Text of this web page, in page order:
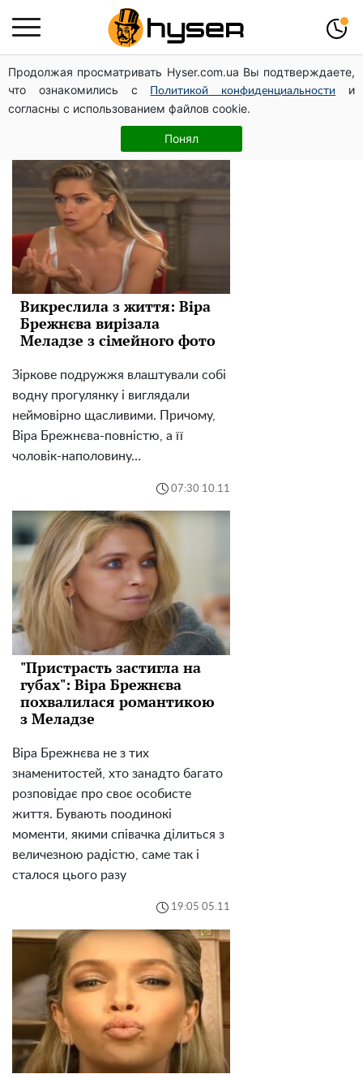
Продолжая просматривать Hyser.com.ua Вы подтверждаете,
что ознакомились с
Политикой конфиденциальности
и
согласны с использованием файлов cookie.
Понял
Вера Брежнева
Викреслила з життя: Віра
Брежнєва вирізала
Меладзе з сімейного фото
Зіркове подружжя влаштували собі
водну прогулянку і виглядали
неймовірно щасливими. Причому,
Віра Брежнєва-повністю, а її
чоловік-наполовину…
07:30 10.11
"Пристрасть застигла на
губах": Віра Брежнєва
похвалилася романтикою
з Меладзе
Віра Брежнєва не з тих
знаменитостей, хто занадто багато
розповідає про своє особисте
життя. Бувають поодинокі
моменти, якими співачка ділиться з
величезною радістю, саме так і
сталося цього разу
19:05 05.11